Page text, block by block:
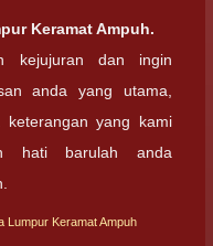
Keramat Ampuh.
kejujuran dan ingin
anda yang utama,
yang kami
hati barulah anda
Lumpur Keramat Ampuh